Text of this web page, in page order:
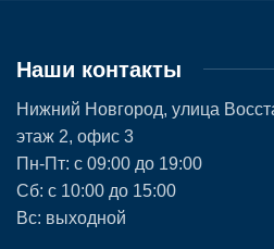
Наши контакты
Нижний Новгород, улица
этаж 2, офис 3
Пн-Пт: с 09:00 до 19:00
Сб: с 10:00 до 15:00
Вс: выходной